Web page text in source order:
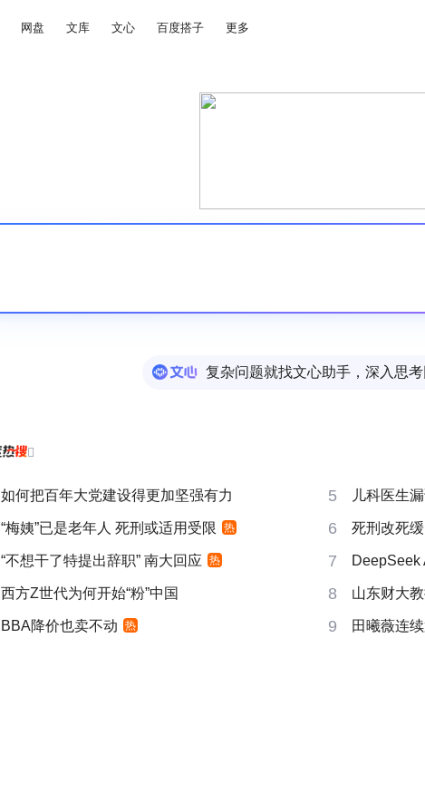
网盘 文库 文心 百度搭子 更多
复杂问题就找文心助手，深入思

如何把百年大党建设得更加坚强有力 5 儿科医生漏
“梅姨”已是老年人 死刑或适用受限 热 6 死刑改死
“不想干了特提出辞职” 南大回应 热 7 DeepSeek
西方Z世代为何开始“粉”中国 8 山东财大
BBA降价也卖不动 热 9 田曦薇连